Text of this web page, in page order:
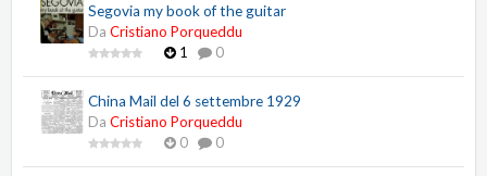
Segovia my book of the guitar
Da Cristiano Porqueddu
1
0
China Mail del 6 settembre 1929
Da Cristiano Porqueddu
0
0